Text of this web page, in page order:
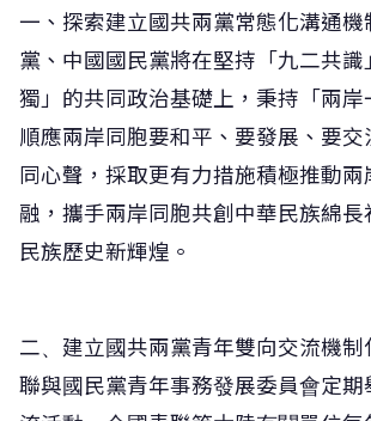
一、探索建立國共兩黨常態化溝通機
黨、中國國民黨將在堅持「九二共識
獨」的共同政治基礎上，秉持「兩岸
順應兩岸同胞要和平、要發展、要交
同心聲，採取更有力措施積極推動兩
融，攜手兩岸同胞共創中華民族綿長
民族歷史新輝煌。
二、建立國共兩黨青年雙向交流機制
聯與國民黨青年事務發展委員會定期